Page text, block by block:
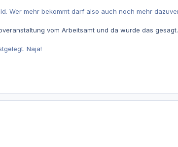
Wer mehr bekommt darf also auch noch mehr
vom Arbeitsamt und da wurde das gesagt.
Naja!